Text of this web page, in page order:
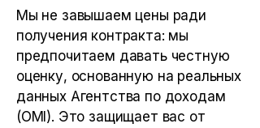
Мы не завышаем цены ради
получения контракта: мы
предпочитаем давать честную
оценку, основанную на реальных
данных Агентства по доходам
(OMI). Это защищает вас от